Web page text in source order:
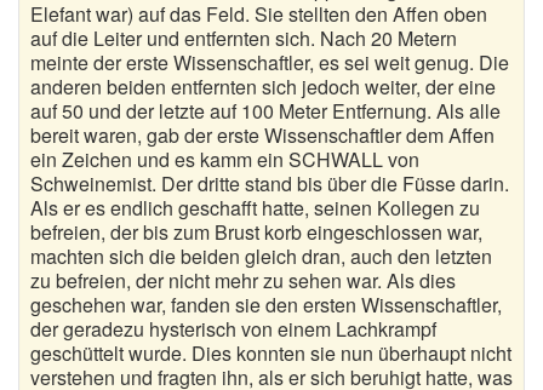
Elefant war) auf das Feld. Sie stellten den Affen oben
auf die Leiter und entfernten sich. Nach 20 Metern
meinte der erste Wissenschaftler, es sei weit genug. Die
anderen beiden entfernten sich jedoch weiter, der eine
auf 50 und der letzte auf 100 Meter Entfernung. Als alle
bereit waren, gab der erste Wissenschaftler dem Affen
ein Zeichen und es kamm ein SCHWALL von
Schweinemist. Der dritte stand bis über die Füsse darin.
Als er es endlich geschafft hatte, seinen Kollegen zu
befreien, der bis zum Brust korb eingeschlossen war,
machten sich die beiden gleich dran, auch den letzten
zu befreien, der nicht mehr zu sehen war. Als dies
geschehen war, fanden sie den ersten Wissenschaftler,
der geradezu hysterisch von einem Lachkrampf
geschüttelt wurde. Dies konnten sie nun überhaupt nicht
verstehen und fragten ihn, als er sich beruhigt hatte, was